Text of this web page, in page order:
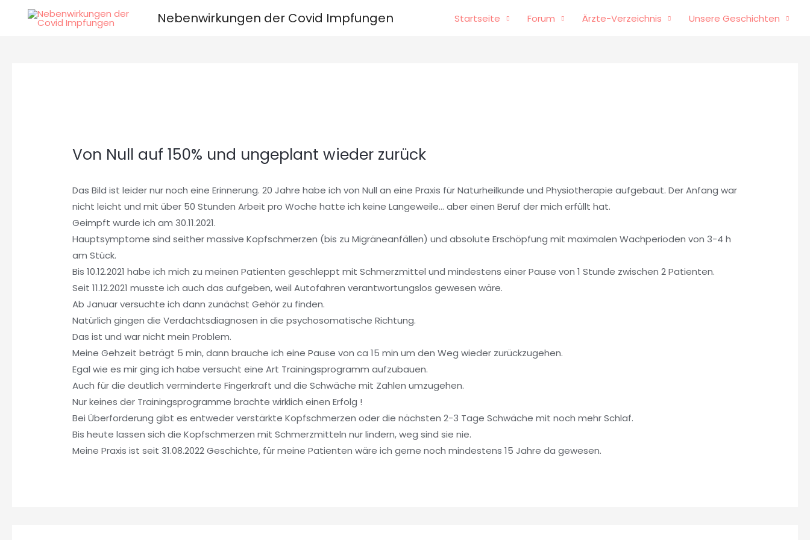
Nebenwirkungen der Covid Impfungen Startseite Forum Ärzte-Verzeichnis Unsere Geschichten
Von Null auf 150% und ungeplant wieder zurück
Das Bild ist leider nur noch eine Erinnerung. 20 Jahre habe ich von Null an eine Praxis für Naturheilkunde und Physiotherapie aufgebaut. Der Anfang war
nicht leicht und mit über 50 Stunden Arbeit pro Woche hatte ich keine Langeweile… aber einen Beruf der mich erfüllt hat.
Geimpft wurde ich am 30.11.2021.
Hauptsymptome sind seither massive Kopfschmerzen (bis zu Migräneanfällen) und absolute Erschöpfung mit maximalen Wachperioden von 3-4 h
am Stück.
Bis 10.12.2021 habe ich mich zu meinen Patienten geschleppt mit Schmerzmittel und mindestens einer Pause von 1 Stunde zwischen 2 Patienten.
Seit 11.12.2021 musste ich auch das aufgeben, weil Autofahren verantwortungslos gewesen wäre.
Ab Januar versuchte ich dann zunächst Gehör zu finden.
Natürlich gingen die Verdachtsdiagnosen in die psychosomatische Richtung.
Das ist und war nicht mein Problem.
Meine Gehzeit beträgt 5 min, dann brauche ich eine Pause von ca 15 min um den Weg wieder zurückzugehen.
Egal wie es mir ging ich habe versucht eine Art Trainingsprogramm aufzubauen.
Auch für die deutlich verminderte Fingerkraft und die Schwäche mit Zahlen umzugehen.
Nur keines der Trainingsprogramme brachte wirklich einen Erfolg !
Bei Überforderung gibt es entweder verstärkte Kopfschmerzen oder die nächsten 2-3 Tage Schwäche mit noch mehr Schlaf.
Bis heute lassen sich die Kopfschmerzen mit Schmerzmitteln nur lindern, weg sind sie nie.
Meine Praxis ist seit 31.08.2022 Geschichte, für meine Patienten wäre ich gerne noch mindestens 15 Jahre da gewesen.